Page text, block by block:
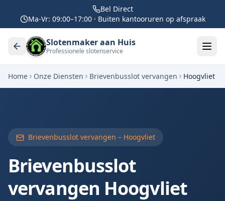
Bel Direct
Ma-Vr: 09:00–17:00 · Buiten kantooruren op afspraak
Slotenmaker aan Huis
Professionele slotenservice
Home Onze Diensten Brievenbusslot vervangen Hoogvliet
Brievenbusslot vervangen – Hoogvliet
Brievenbusslot
vervangen Hoogvliet